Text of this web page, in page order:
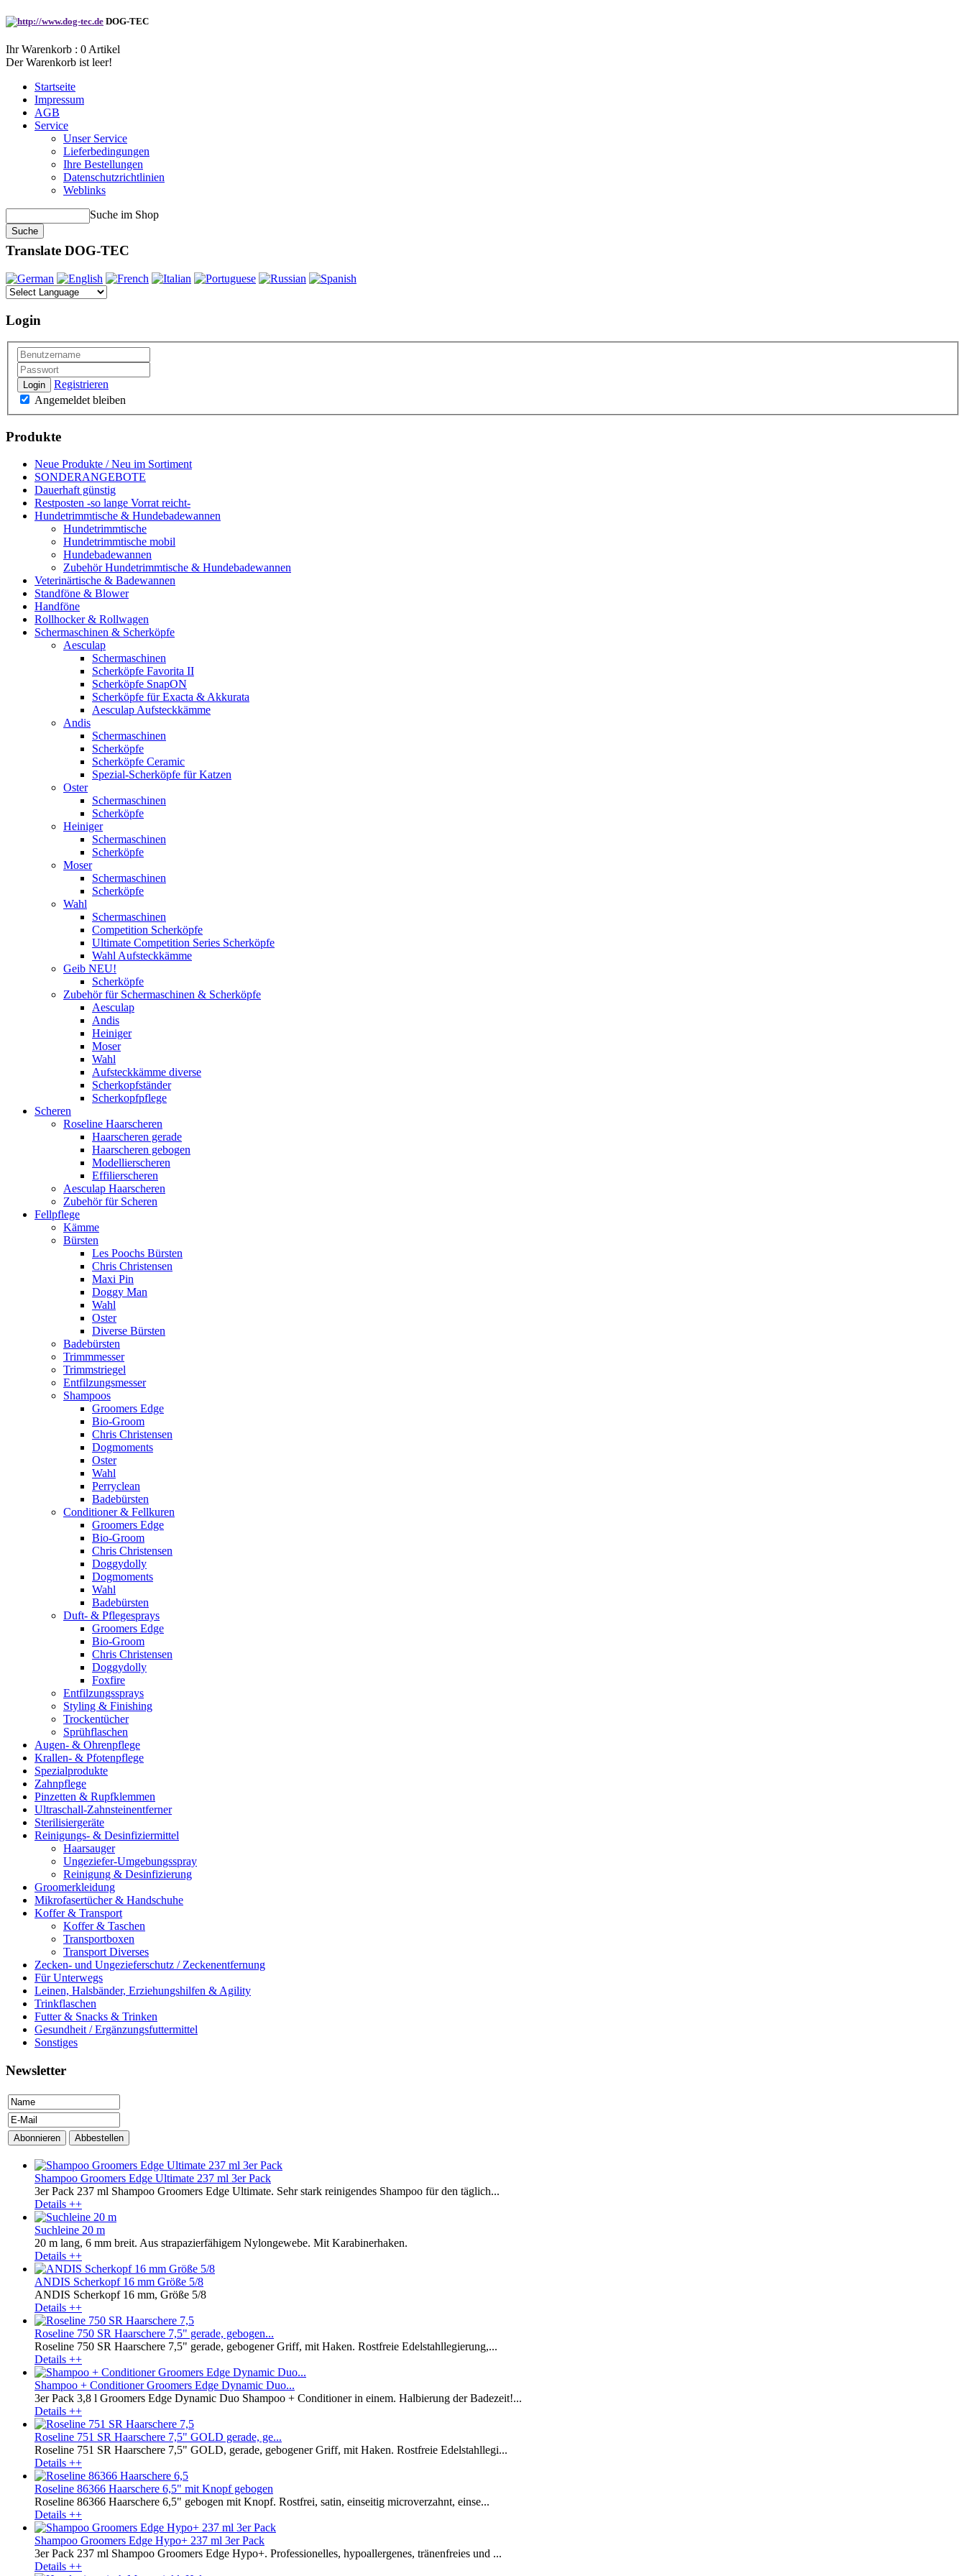
DOG-TEC
Ihr Warenkorb : 0 Artikel
Der Warenkorb ist leer!
Startseite
Impressum
AGB
Service
Unser Service
Lieferbedingungen
Ihre Bestellungen
Datenschutzrichtlinien
Weblinks
Suche im Shop
Translate DOG-TEC
Login
Login
Registrieren
Angemeldet bleiben
Produkte
Neue Produkte / Neu im Sortiment
SONDERANGEBOTE
Dauerhaft günstig
Restposten -so lange Vorrat reicht-
Hundetrimmtische & Hundebadewannen
Hundetrimmtische
Hundetrimmtische mobil
Hundebadewannen
Zubehör Hundetrimmtische & Hundebadewannen
Veterinärtische & Badewannen
Standföne & Blower
Handföne
Rollhocker & Rollwagen
Schermaschinen & Scherköpfe
Aesculap
Schermaschinen
Scherköpfe Favorita II
Scherköpfe SnapON
Scherköpfe für Exacta & Akkurata
Aesculap Aufsteckkämme
Andis
Schermaschinen
Scherköpfe
Scherköpfe Ceramic
Spezial-Scherköpfe für Katzen
Oster
Schermaschinen
Scherköpfe
Heiniger
Schermaschinen
Scherköpfe
Moser
Schermaschinen
Scherköpfe
Wahl
Schermaschinen
Competition Scherköpfe
Ultimate Competition Series Scherköpfe
Wahl Aufsteckkämme
Geib NEU!
Scherköpfe
Zubehör für Schermaschinen & Scherköpfe
Aesculap
Andis
Heiniger
Moser
Wahl
Aufsteckkämme diverse
Scherkopfständer
Scherkopfpflege
Scheren
Roseline Haarscheren
Haarscheren gerade
Haarscheren gebogen
Modellierscheren
Effilierscheren
Aesculap Haarscheren
Zubehör für Scheren
Fellpflege
Kämme
Bürsten
Les Poochs Bürsten
Chris Christensen
Maxi Pin
Doggy Man
Wahl
Oster
Diverse Bürsten
Badebürsten
Trimmmesser
Trimmstriegel
Entfilzungsmesser
Shampoos
Groomers Edge
Bio-Groom
Chris Christensen
Dogmoments
Oster
Wahl
Perryclean
Badebürsten
Conditioner & Fellkuren
Groomers Edge
Bio-Groom
Chris Christensen
Doggydolly
Dogmoments
Wahl
Badebürsten
Duft- & Pflegesprays
Groomers Edge
Bio-Groom
Chris Christensen
Doggydolly
Foxfire
Entfilzungssprays
Styling & Finishing
Trockentücher
Sprühflaschen
Augen- & Ohrenpflege
Krallen- & Pfotenpflege
Spezialprodukte
Zahnpflege
Pinzetten & Rupfklemmen
Ultraschall-Zahnsteinentferner
Sterilisiergeräte
Reinigungs- & Desinfiziermittel
Haarsauger
Ungeziefer-Umgebungsspray
Reinigung & Desinfizierung
Groomerkleidung
Mikrofasertücher & Handschuhe
Koffer & Transport
Koffer & Taschen
Transportboxen
Transport Diverses
Zecken- und Ungezieferschutz / Zeckenentfernung
Für Unterwegs
Leinen, Halsbänder, Erziehungshilfen & Agility
Trinkflaschen
Futter & Snacks & Trinken
Gesundheit / Ergänzungsfuttermittel
Sonstiges
Newsletter
Shampoo Groomers Edge Ultimate 237 ml 3er Pack
3er Pack 237 ml Shampoo Groomers Edge Ultimate. Sehr stark reinigendes Shampoo für den täglich...
Details ++
Suchleine 20 m
20 m lang, 6 mm breit. Aus strapazierfähigem Nylongewebe. Mit Karabinerhaken.
Details ++
ANDIS Scherkopf 16 mm Größe 5/8
ANDIS Scherkopf 16 mm, Größe 5/8
Details ++
Roseline 750 SR Haarschere 7,5" gerade, gebogen...
Roseline 750 SR Haarschere 7,5" gerade, gebogener Griff, mit Haken. Rostfreie Edelstahllegierung,...
Details ++
Shampoo + Conditioner Groomers Edge Dynamic Duo...
3er Pack 3,8 l Groomers Edge Dynamic Duo Shampoo + Conditioner in einem. Halbierung der Badezeit!...
Details ++
Roseline 751 SR Haarschere 7,5" GOLD gerade, ge...
Roseline 751 SR Haarschere 7,5" GOLD, gerade, gebogener Griff, mit Haken. Rostfreie Edelstahllegi...
Details ++
Roseline 86366 Haarschere 6,5" mit Knopf gebogen
Roseline 86366 Haarschere 6,5" gebogen mit Knopf. Rostfrei, satin, einseitig microverzahnt, einse...
Details ++
Shampoo Groomers Edge Hypo+ 237 ml 3er Pack
3er Pack 237 ml Shampoo Groomers Edge Hypo+. Professionelles, hypoallergenes, tränenfreies und ...
Details ++